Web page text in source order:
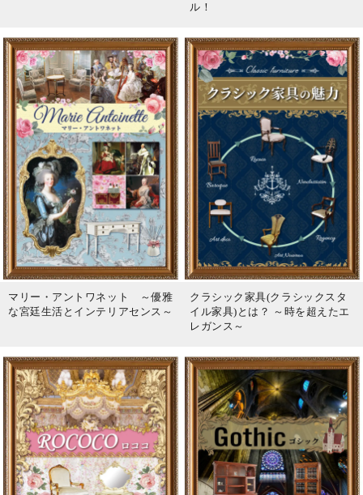
ル！
マリー・アントワネット ～優雅
な宮廷生活とインテリアセンス～
クラシック家具(クラシックスタ
イル家具)とは？ ～時を超えたエ
レガンス～